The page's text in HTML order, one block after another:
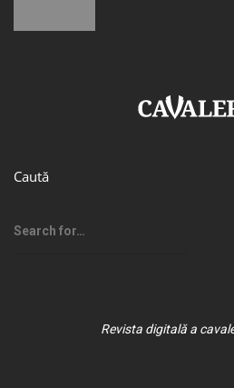
Caută
Revista digitală a